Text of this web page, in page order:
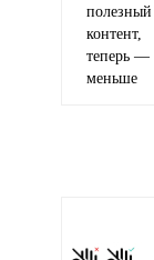
полезный
контент,
теперь —
меньше